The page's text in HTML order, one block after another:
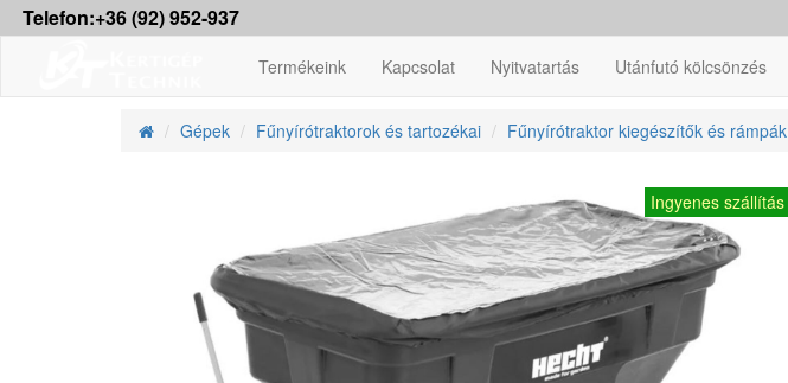
Telefon:+36 (92) 952-937
Termékeink Kapcsolat Nyitvatartás Utánfutó kölcsönzés
Gépek Fűnyírótraktorok és tartozékai Fűnyírótraktor kiegészítők és rámpák
Ingyenes szállítás